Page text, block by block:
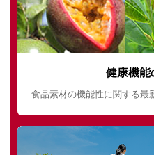
健康機能
食品素材の機能性に関する最